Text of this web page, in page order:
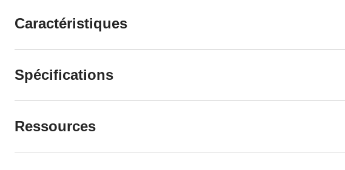
Caractéristiques
Spécifications
Ressources